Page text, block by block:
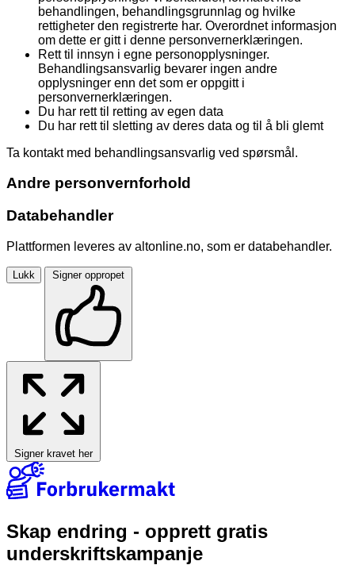
behandlingen, behandlingsgrunnlag og hvilke
rettigheter den registrerte har. Overordnet informasjon
om dette er gitt i denne personvernerklæringen.
Rett til innsyn i egne personopplysninger.
Behandlingsansvarlig bevarer ingen andre
opplysninger enn det som er oppgitt i
personvernerklæringen.
Du har rett til retting av egen data
Du har rett til sletting av deres data og til å bli glemt
Ta kontakt med behandlingsansvarlig ved spørsmål.
Andre personvernforhold
Databehandler
Plattformen leveres av altonline.no, som er databehandler.
Lukk Signer oppropet
Signer kravet her
Skap endring - opprett gratis
underskriftskampanje